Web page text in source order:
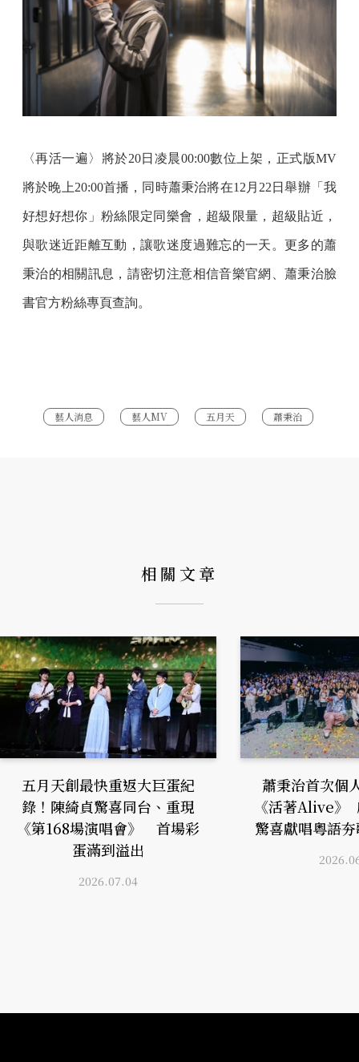
〈再活一遍〉將於20日凌晨00:00數位上架，正式版MV
將於晚上20:00首播，同時蕭秉治將在12月22日舉辦「我
好想好想你」粉絲限定同樂會，超級限量，超級貼近，
與歌迷近距離互動，讓歌迷度過難忘的一天。更多的蕭
秉治的相關訊息，請密切注意相信音樂官網、蕭秉治臉
書官方粉絲專頁查詢。
藝人消息 藝人MV 五月天 蕭秉治
相關文章
五月天創最快重返大巨蛋紀
錄！陳綺貞驚喜同台、重現
《第168場演唱會》 首場彩
蛋滿到溢出
2026.07.04
蕭秉治首次個
《活著Alive》
驚喜獻唱粵語